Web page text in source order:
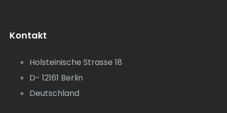
Kontakt
Holsteinische Strasse 18
D- 12161 Berlin
Deutschland